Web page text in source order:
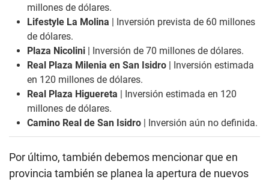
millones de dólares.
Lifestyle La Molina | Inversión prevista de 60 millones
de dólares.
Plaza Nicolini | Inversión de 70 millones de dólares.
Real Plaza Milenia en San Isidro | Inversión estimada
en 120 millones de dólares.
Real Plaza Higuereta | Inversión estimada en 120
millones de dólares.
Camino Real de San Isidro | Inversión aún no definida.
Por último, también debemos mencionar que en
provincia también se planea la apertura de nuevos